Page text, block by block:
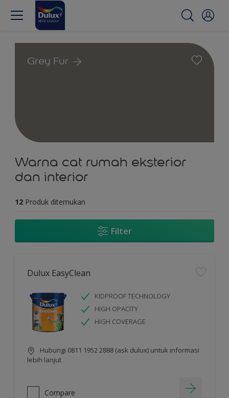
Grey Fur
Warna cat rumah eksterior
dan interior
12 Produk ditemukan
Filter
Dulux EasyClean
KIDPROOF TECHNOLOGY
HIGH OPACITY
HIGH COVERAGE
Hubungi 0811 1952 2888 (ask dulux) untuk informasi
lebih lanjut
Compare